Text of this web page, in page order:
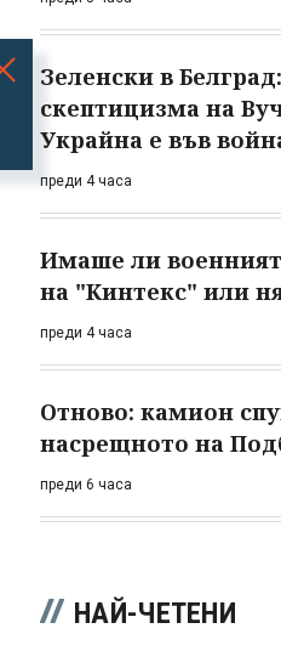
Зеленски в
скептицизма на
Украйна е във
преди 4 часа
Имаше ли
на "Кинтекс" или
преди 4 часа
Отново: камион
насрещното на
преди 6 часа
НАЙ-ЧЕТЕНИ